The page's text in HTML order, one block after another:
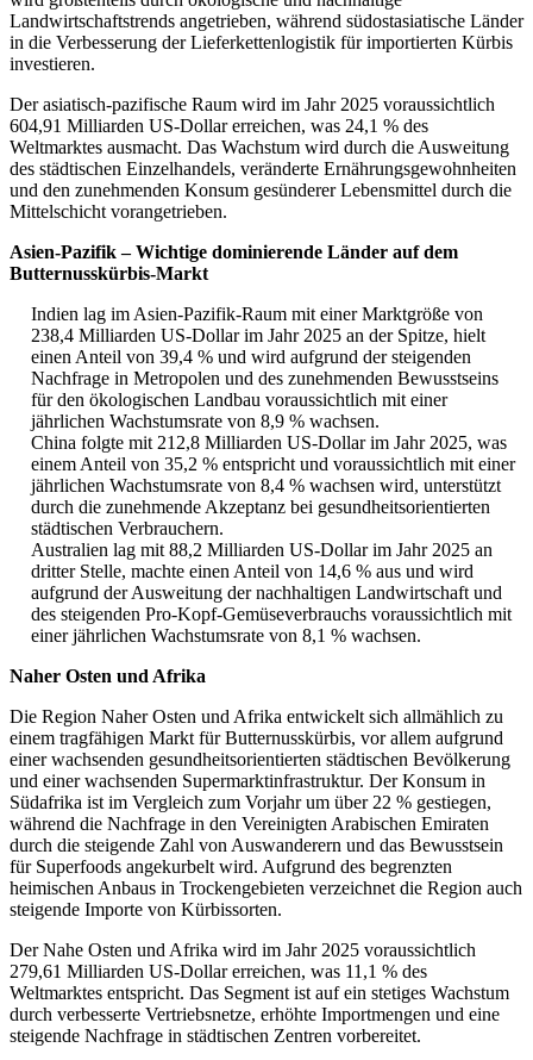
Landwirtschaftstrends angetrieben, während südostasiatische Länder
in die Verbesserung der Lieferkettenlogistik für importierten Kürbis
investieren.
Der asiatisch-pazifische Raum wird im Jahr 2025 voraussichtlich
604,91 Milliarden US-Dollar erreichen, was 24,1 % des
Weltmarktes ausmacht. Das Wachstum wird durch die Ausweitung
des städtischen Einzelhandels, veränderte Ernährungsgewohnheiten
und den zunehmenden Konsum gesünderer Lebensmittel durch die
Mittelschicht vorangetrieben.
Asien-Pazifik – Wichtige dominierende Länder auf dem
Butternusskürbis-Markt
Indien lag im Asien-Pazifik-Raum mit einer Marktgröße von
238,4 Milliarden US-Dollar im Jahr 2025 an der Spitze, hielt
einen Anteil von 39,4 % und wird aufgrund der steigenden
Nachfrage in Metropolen und des zunehmenden Bewusstseins
für den ökologischen Landbau voraussichtlich mit einer
jährlichen Wachstumsrate von 8,9 % wachsen.
China folgte mit 212,8 Milliarden US-Dollar im Jahr 2025, was
einem Anteil von 35,2 % entspricht und voraussichtlich mit einer
jährlichen Wachstumsrate von 8,4 % wachsen wird, unterstützt
durch die zunehmende Akzeptanz bei gesundheitsorientierten
städtischen Verbrauchern.
Australien lag mit 88,2 Milliarden US-Dollar im Jahr 2025 an
dritter Stelle, machte einen Anteil von 14,6 % aus und wird
aufgrund der Ausweitung der nachhaltigen Landwirtschaft und
des steigenden Pro-Kopf-Gemüseverbrauchs voraussichtlich mit
einer jährlichen Wachstumsrate von 8,1 % wachsen.
Naher Osten und Afrika
Die Region Naher Osten und Afrika entwickelt sich allmählich zu
einem tragfähigen Markt für Butternusskürbis, vor allem aufgrund
einer wachsenden gesundheitsorientierten städtischen Bevölkerung
und einer wachsenden Supermarktinfrastruktur. Der Konsum in
Südafrika ist im Vergleich zum Vorjahr um über 22 % gestiegen,
während die Nachfrage in den Vereinigten Arabischen Emiraten
durch die steigende Zahl von Auswanderern und das Bewusstsein
für Superfoods angekurbelt wird. Aufgrund des begrenzten
heimischen Anbaus in Trockengebieten verzeichnet die Region auch
steigende Importe von Kürbissorten.
Der Nahe Osten und Afrika wird im Jahr 2025 voraussichtlich
279,61 Milliarden US-Dollar erreichen, was 11,1 % des
Weltmarktes entspricht. Das Segment ist auf ein stetiges Wachstum
durch verbesserte Vertriebsnetze, erhöhte Importmengen und eine
steigende Nachfrage in städtischen Zentren vorbereitet.